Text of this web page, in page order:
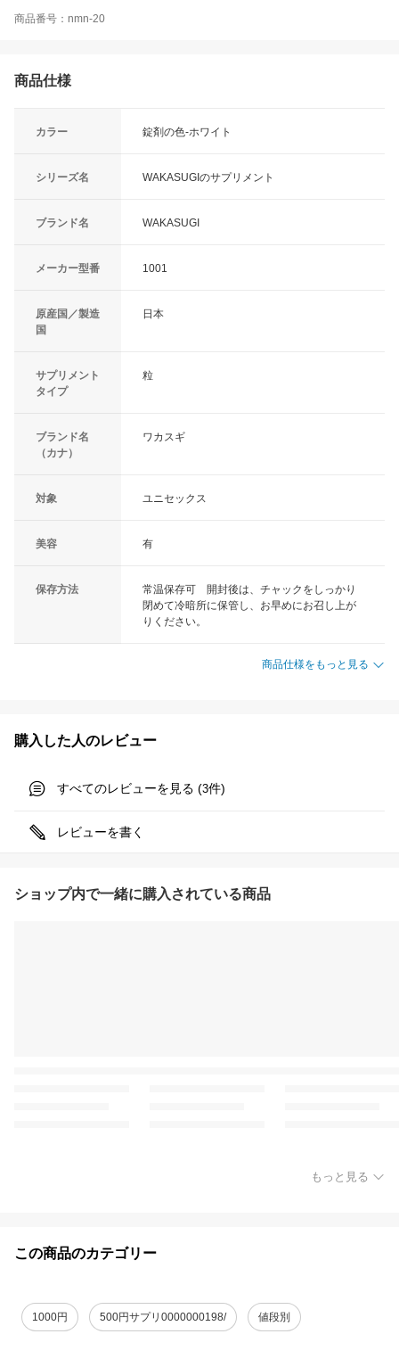
商品番号：nmn-20
商品仕様
カラー 錠剤の色-ホワイト
シリーズ名 WAKASUGIのサプリメント
ブランド名 WAKASUGI
メーカー型番 1001
原産国／製造
国
日本
サプリメント
タイプ
粒
ブランド名
（カナ）
ワカスギ
対象 ユニセックス
美容 有
保存方法
常温保存可 開封後は、チャックをしっかり
閉めて冷暗所に保管し、お早めにお召し上が
りください。
商品仕様をもっと見る
購入した人のレビュー
すべてのレビューを見る (3件)
レビューを書く
ショップ内で一緒に購入されている商品
もっと見る
この商品のカテゴリー
1000円 500円サプリ0000000198/ 値段別